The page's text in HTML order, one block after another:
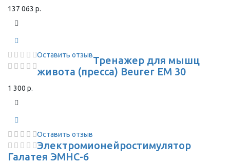
137 063 р.
Оставить отзывТренажер для мышц
живота (пресса) Beurer EM 30
1 300 р.
Оставить отзыв
Электромионейростимулятор
Галатея ЭМНС-6